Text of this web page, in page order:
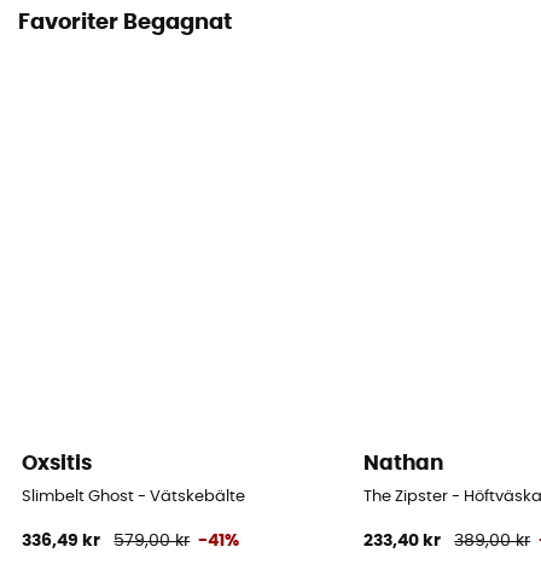
Favoriter Begagnat
Oxsitis
Slimbelt Ghost - Vätskebälte
336,49 kr 579,00 kr -41%
Nathan
The Zipster -
233,40 kr 389,00 kr